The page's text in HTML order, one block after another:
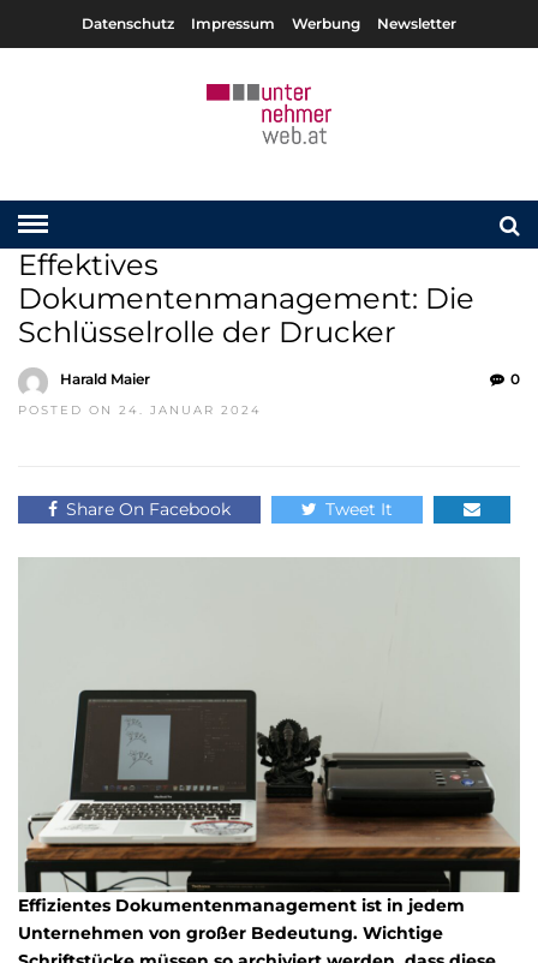
Datenschutz Impressum Werbung Newsletter
Effektives
Dokumentenmanagement: Die
Schlüsselrolle der Drucker
Harald Maier
POSTED ON 24. JANUAR 2024
0
Share On Facebook Tweet It
Effizientes Dokumentenmanagement ist in jedem
Unternehmen von großer Bedeutung. Wichtige